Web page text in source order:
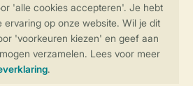
jouw gegevens &